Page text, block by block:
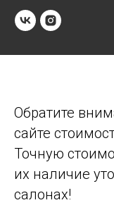
Обратите
сайте
Точную
их наличие
салонах!